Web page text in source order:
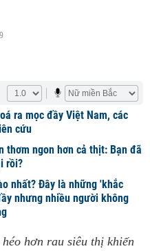
ra mọc đầy Việt Nam, các
cứu
thơm ngon hơn cả thịt: Bạn đã
rồi?
nhất? Đây là những 'khắc
nhưng nhiều người không
hơn rau siêu thị khiến